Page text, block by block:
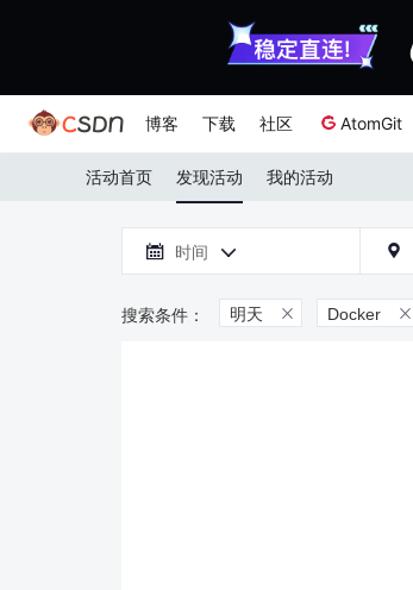
博客 下载 社区 AtomGit
活动首页 发现活动 我的活动
 时间  
明天  Docker 